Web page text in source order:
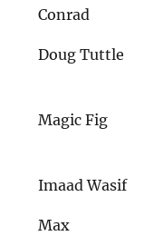
Conrad
Doug Tuttle
Magic Fig
Imaad Wasif
Max